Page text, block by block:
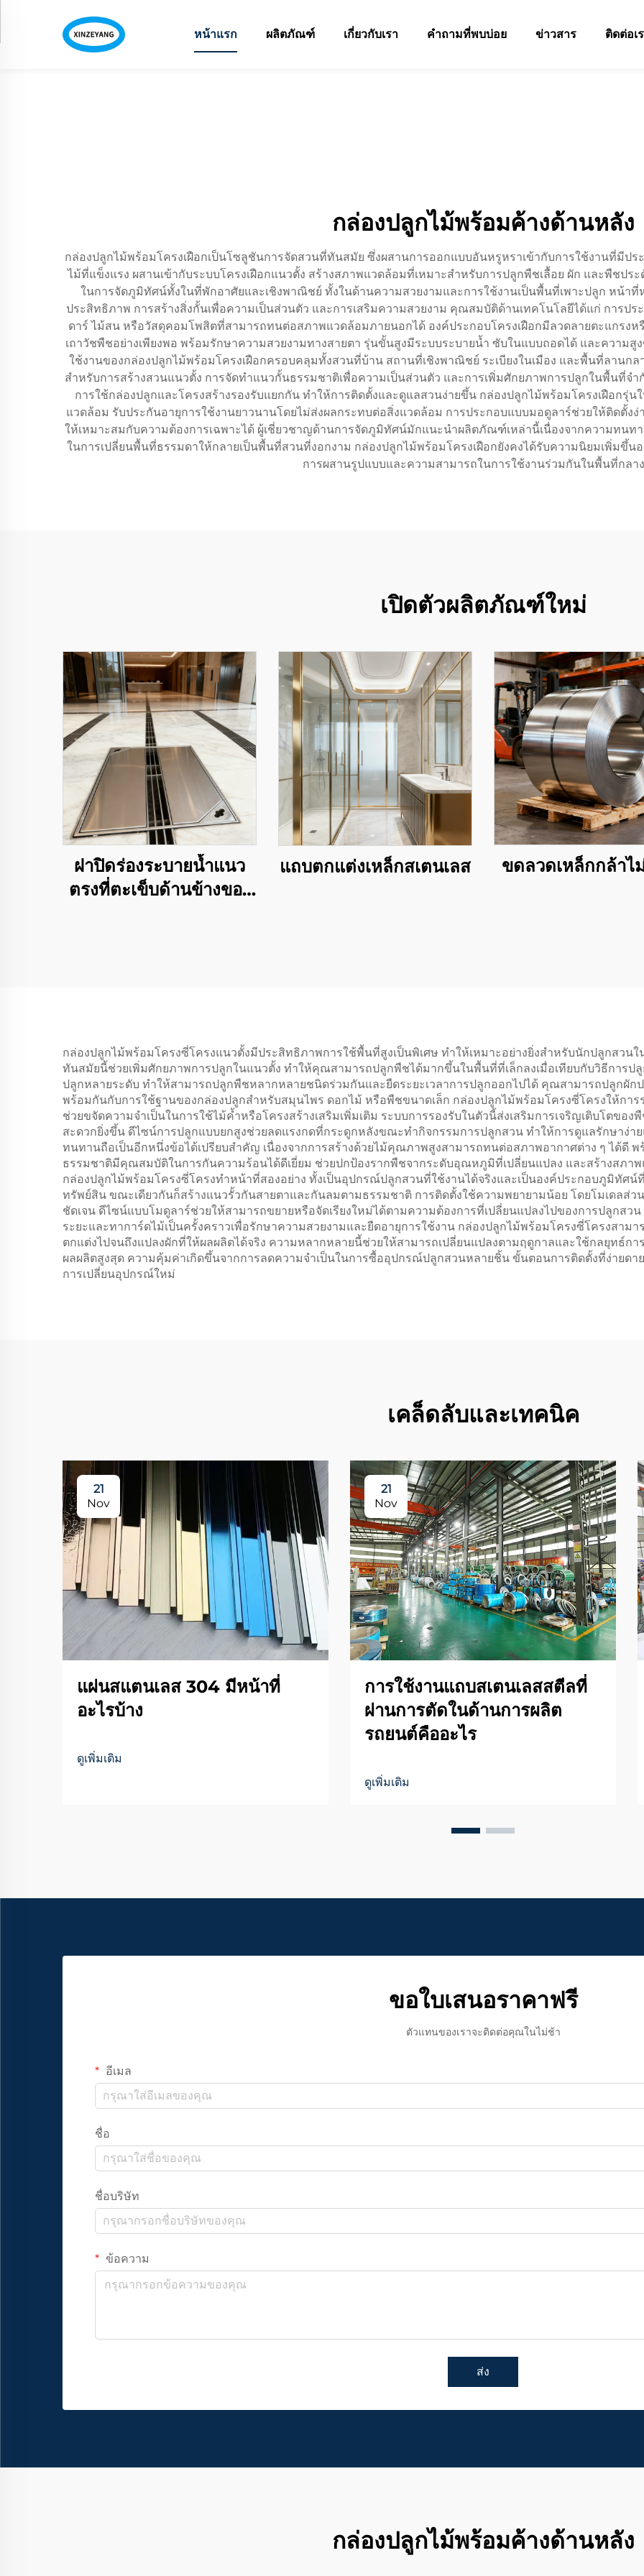
หน้าแรก ผลิตภัณฑ์ เกี่ยวกับเรา คำถามที่พบบ่อย ข่าวสาร ติดต่อเ
กล่องปลูกไม้พร้อมค้างด้านหลัง
กล่องปลูกไม้พร้อมโครงเฝือกเป็นโซลูชันการจัดสวนที่ทันสมัย ซึ่งผสานการออกแบบอันหรูหราเข้ากับการใช้งานที่มีป
ไม้ที่แข็งแรง ผสานเข้ากับระบบโครงเฝือกแนวตั้ง สร้างสภาพแวดล้อมที่เหมาะสำหรับการปลูกพืชเลื้อย ผัก และพืชปร
ในการจัดภูมิทัศน์ทั้งในที่พักอาศัยและเชิงพาณิชย์ ทั้งในด้านความสวยงามและการใช้งานเป็นพื้นที่เพาะปลูก หน้า
ประสิทธิภาพ การสร้างสิ่งกั้นเพื่อความเป็นส่วนตัว และการเสริมความสวยงาม คุณสมบัติด้านเทคโนโลยีได้แก่ การป
ดาร์ ไม้สน หรือวัสดุคอมโพสิตที่สามารถทนต่อสภาพแวดล้อมภายนอกได้ องค์ประกอบโครงเฝือกมีลวดลายตะแกรงห
เถาวัชพืชอย่างเพียงพอ พร้อมรักษาความสวยงามทางสายตา รุ่นขั้นสูงมีระบบระบายน้ำ ซับในแบบถอดได้ และความสู
ใช้งานของกล่องปลูกไม้พร้อมโครงเฝือกครอบคลุมทั้งสวนที่บ้าน สถานที่เชิงพาณิชย์ ระเบียงในเมือง และพื้นที่ลานกลา
สำหรับการสร้างสวนแนวตั้ง การจัดทำแนวกั้นธรรมชาติเพื่อความเป็นส่วนตัว และการเพิ่มศักยภาพการปลูกในพื้นที่จ
การใช้กล่องปลูกและโครงสร้างรองรับแยกกัน ทำให้การติดตั้งและดูแลสวนง่ายขึ้น กล่องปลูกไม้พร้อมโครงเฝือกรุ่
แวดล้อม รับประกันอายุการใช้งานยาวนานโดยไม่ส่งผลกระทบต่อสิ่งแวดล้อม การประกอบแบบมอดูลาร์ช่วยให้ติดตั้ง
ให้เหมาะสมกับความต้องการเฉพาะได้ ผู้เชี่ยวชาญด้านการจัดภูมิทัศน์มักแนะนำผลิตภัณฑ์เหล่านี้เนื่องจากความทนท
ในการเปลี่ยนพื้นที่ธรรมดาให้กลายเป็นพื้นที่สวนที่งอกงาม กล่องปลูกไม้พร้อมโครงเฝือกยังคงได้รับความนิยมเพิ่มขึ้
การผสานรูปแบบและความสามารถในการใช้งานร่วมกันในพื้นที่กลา
เปิดตัวผลิตภัณฑ์ใหม่
ฝาปิดร่องระบายน้ำแนว
ตรงที่ตะเข็บด้านข้างของ
แถบตกแต่งเหล็กสเตนเลส ขดลวดเหล็กกล้าไ
กล่องปลูกไม้พร้อมโครงซี่โครงแนวตั้งมีประสิทธิภาพการใช้พื้นที่สูงเป็นพิเศษ ทำให้เหมาะอย่างยิ่งสำหรับนักปลูกสวน
ทันสมัยนี้ช่วยเพิ่มศักยภาพการปลูกในแนวตั้ง ทำให้คุณสามารถปลูกพืชได้มากขึ้นในพื้นที่ที่เล็กลงเมื่อเทียบกับวิธีการป
ปลูกหลายระดับ ทำให้สามารถปลูกพืชหลากหลายชนิดร่วมกันและยืดระยะเวลาการปลูกออกไปได้ คุณสามารถปลูกผักป
พร้อมกันกับการใช้ฐานของกล่องปลูกสำหรับสมุนไพร ดอกไม้ หรือพืชขนาดเล็ก กล่องปลูกไม้พร้อมโครงซี่โครงให้การ
ช่วยขจัดความจำเป็นในการใช้ไม้ค้ำหรือโครงสร้างเสริมเพิ่มเติม ระบบการรองรับในตัวนี้ส่งเสริมการเจริญเติบโตขอ
สะดวกยิ่งขึ้น ดีไซน์การปลูกแบบยกสูงช่วยลดแรงกดที่กระดูกหลังขณะทำกิจกรรมการปลูกสวน ทำให้การดูแลรักษาง่า
ทนทานถือเป็นอีกหนึ่งข้อได้เปรียบสำคัญ เนื่องจากการสร้างด้วยไม้คุณภาพสูงสามารถทนต่อสภาพอากาศต่าง ๆ ได้ดี พ
ธรรมชาติมีคุณสมบัติในการกันความร้อนได้ดีเยี่ยม ช่วยปกป้องรากพืชจากระดับอุณหภูมิที่เปลี่ยนแปลง และสร้างสภา
กล่องปลูกไม้พร้อมโครงซี่โครงทำหน้าที่สองอย่าง ทั้งเป็นอุปกรณ์ปลูกสวนที่ใช้งานได้จริงและเป็นองค์ประกอบภูมิทัศ
ทรัพย์สิน ขณะเดียวกันก็สร้างแนวรั้วกันสายตาและกันลมตามธรรมชาติ การติดตั้งใช้ความพยายามน้อย โดยโมเดลส่
ชัดเจน ดีไซน์แบบโมดูลาร์ช่วยให้สามารถขยายหรือจัดเรียงใหม่ได้ตามความต้องการที่เปลี่ยนแปลงไปของการปลูกสว
ระยะและทาการ์ดไม้เป็นครั้งคราวเพื่อรักษาความสวยงามและยืดอายุการใช้งาน กล่องปลูกไม้พร้อมโครงซี่โครงสาม
ตกแต่งไปจนถึงแปลงผักที่ให้ผลผลิตได้จริง ความหลากหลายนี้ช่วยให้สามารถเปลี่ยนแปลงตามฤดูกาลและใช้กลยุทธ์ก
ผลผลิตสูงสุด ความคุ้มค่าเกิดขึ้นจากการลดความจำเป็นในการซื้ออุปกรณ์ปลูกสวนหลายชิ้น ขั้นตอนการติดตั้งที่ง่ายด
การเปลี่ยนอุปกรณ์ใหม่
เคล็ดลับและเทคนิค
21
Nov
แผ่นสแตนเลส 304 มีหน้าที่
อะไรบ้าง
ดูเพิ่มเติม
21
Nov
การใช้งานแถบสเตนเลสสตีลที่
ผ่านการตัดในด้านการผลิต
รถยนต์คืออะไร
ดูเพิ่มเติม
ขอใบเสนอราคาฟรี
ตัวแทนของเราจะติดต่อคุณในไม่ช้า
อีเมล
ชื่อ
ชื่อบริษัท
ข้อความ
ส่ง
กล่องปลูกไม้พร้อมค้างด้านหลัง